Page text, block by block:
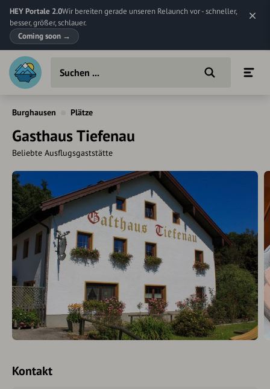
HEY Portale 2.0Wir bereiten gerade unseren Relaunch vor - schneller,
besser, größer, schlauer.
Coming soon →
Burghausen Plätze
Gasthaus Tiefenau
Beliebte Ausflugsgaststätte
Kontakt